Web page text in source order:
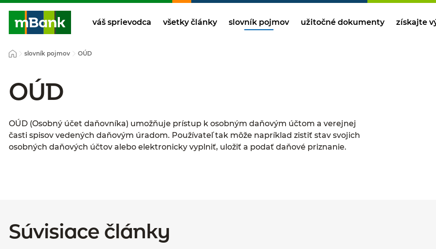
váš sprievodca všetky články slovník pojmov užitočné dokumenty získajte
slovník pojmov OÚD
OÚD
OÚD (Osobný účet daňovníka) umožňuje prístup k osobným daňovým účtom a verejnej
časti spisov vedených daňovým úradom. Používateľ tak môže napríklad zistiť stav svojich
osobných daňových účtov alebo elektronicky vyplniť, uložiť a podať daňové priznanie.
Súvisiace články